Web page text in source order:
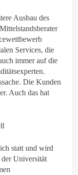
Ausbau des
Services, die
immer auf die
Die Kunden
Auch das hat
statt und wird
Universität